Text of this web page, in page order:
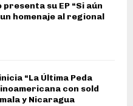
presenta su EP “Si aún
homenaje al regional
“La Última Peda
con sold
y Nicaragua